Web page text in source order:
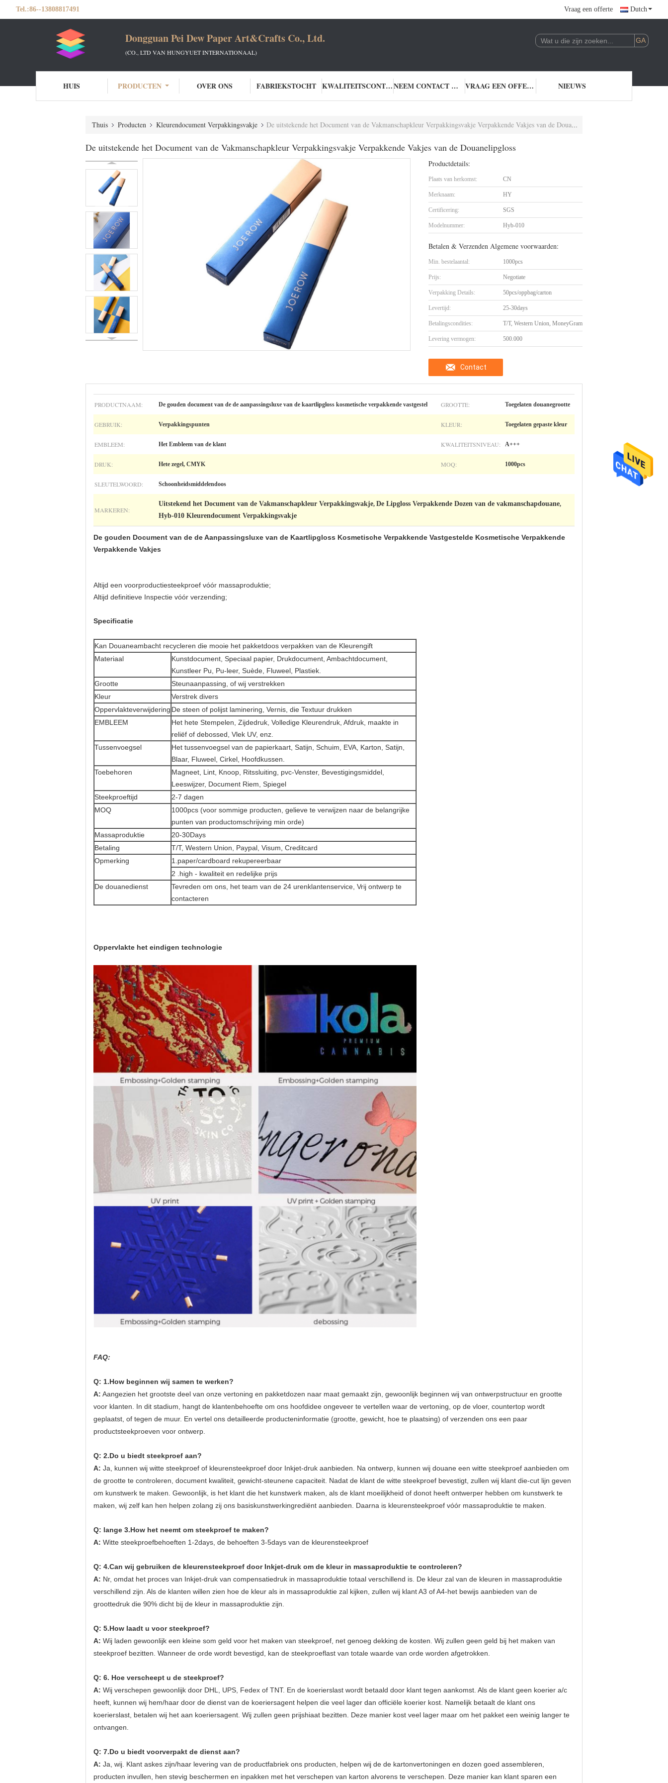
Tel.:86--13808817491 Vraag een offerte Dutch
Dongguan Pei Dew Paper Art&Crafts Co., Ltd.
(CO., LTD VAN HUNGYUET INTERNATIONAAL)
HUIS PRODUCTEN OVER ONS FABRIEKSTOCHT KWALITEITSCONTROLE NEEM CONTACT MET ONS OP VRAAG EEN OFFERTE NIEUWS
Thuis Producten Kleurendocument Verpakkingsvakje De uitstekende het Document van de Vakmanschapkleur Verpakkingsvakje Verpakkende Vakjes van de Douanelipgloss
De uitstekende het Document van de Vakmanschapkleur Verpakkingsvakje Verpakkende Vakjes van de Douanelipgloss
Productdetails:
Plaats van herkomst: CN
Merknaam: HY
Certificering: SGS
Modelnummer: Hyb-010
Betalen & Verzenden Algemene voorwaarden:
Min. bestelaantal: 1000pcs
Prijs: Negotiate
Verpakking Details: 50pcs/oppbag/carton
Levertijd: 25-30days
Betalingscondities: T/T, Western Union, MoneyGram
Levering vermogen: 500.000
Contact
PRODUCTNAAM: De gouden document van de de aanpassingsluxe van de kaartlipgloss kosmetische verpakkende vastgestel GROOTTE: Toegelaten douanegrootte
GEBRUIK: Verpakkingspunten KLEUR: Toegelaten gepaste kleur
EMBLEEM: Het Embleem van de klant KWALITEITSNIVEAU: A+++
DRUK: Hete zegel, CMYK MOQ: 1000pcs
SLEUTELWOORD: Schoonheidsmiddelendoos
MARKEREN:
Uitstekend het Document van de Vakmanschapkleur Verpakkingsvakje, De Lipgloss Verpakkende Dozen van de vakmanschapdouane,
Hyb-010 Kleurendocument Verpakkingsvakje
De gouden Document van de de Aanpassingsluxe van de Kaartlipgloss Kosmetische Verpakkende Vastgestelde Kosmetische Verpakkende
Verpakkende Vakjes
Altijd een voorproductiesteekproef vóór massaproduktie;
Altijd definitieve Inspectie vóór verzending;
Specificatie
Kan Douaneambacht recycleren die mooie het pakketdoos verpakken van de Kleurengift
Materiaal
Kunstdocument, Speciaal papier, Drukdocument, Ambachtdocument,
Kunstleer Pu, Pu-leer, Suède, Fluweel, Plastiek.
Grootte
Steunaanpassing, of wij verstrekken
Kleur
Verstrek divers
Oppervlakteverwijdering De steen of polijst laminering, Vernis, die Textuur drukken
EMBLEEM
Het hete Stempelen, Zijdedruk, Volledige Kleurendruk, Afdruk, maakte in
reliëf of debossed, Vlek UV, enz.
Tussenvoegsel
Het tussenvoegsel van de papierkaart, Satijn, Schuim, EVA, Karton, Satijn,
Blaar, Fluweel, Cirkel, Hoofdkussen.
Toebehoren
Magneet, Lint, Knoop, Ritssluiting, pvc-Venster, Bevestigingsmiddel,
Leeswijzer, Document Riem, Spiegel
Steekproeftijd
2-7 dagen
MOQ
1000pcs (voor sommige producten, gelieve te verwijzen naar de belangrijke
punten van productomschrijving min orde)
Massaproduktie
20-30Days
Betaling
T/T, Western Union, Paypal, Visum, Creditcard
Opmerking
1.paper/cardboard rekupereerbaar
2 .high - kwaliteit en redelijke prijs
De douanedienst
Tevreden om ons, het team van de 24 urenklantenservice, Vrij ontwerp te
contacteren
Oppervlakte het eindigen technologie
FAQ:
Q: 1.How beginnen wij samen te werken?
A: Aangezien het grootste deel van onze vertoning en pakketdozen naar maat gemaakt zijn, gewoonlijk beginnen wij van ontwerpstructuur en grootte
voor klanten. In dit stadium, hangt de klantenbehoefte om ons hoofdidee ongeveer te vertellen waar de vertoning, op de vloer, countertop wordt
geplaatst, of tegen de muur. En vertel ons detailleerde producteninformatie (grootte, gewicht, hoe te plaatsing) of verzenden ons een paar
productsteekproeven voor ontwerp.
Q: 2.Do u biedt steekproef aan?
A: Ja, kunnen wij witte steekproef of kleurensteekproef door Inkjet-druk aanbieden. Na ontwerp, kunnen wij douane een witte steekproef aanbieden om
de grootte te controleren, document kwaliteit, gewicht-steunene capaciteit. Nadat de klant de witte steekproef bevestigt, zullen wij klant die-cut lijn geven
om kunstwerk te maken. Gewoonlijk, is het klant die het kunstwerk maken, als de klant moeilijkheid of donot heeft ontwerper hebben om kunstwerk te
maken, wij zelf kan hen helpen zolang zij ons basiskunstwerkingrediënt aanbieden. Daarna is kleurensteekproef vóór massaproduktie te maken.
Q: lange 3.How het neemt om steekproef te maken?
A: Witte steekproefbehoeften 1-2days, de behoeften 3-5days van de kleurensteekproef
Q: 4.Can wij gebruiken de kleurensteekproef door Inkjet-druk om de kleur in massaproduktie te controleren?
A: Nr, omdat het proces van Inkjet-druk van compensatiedruk in massaproduktie totaal verschillend is. De kleur zal van de kleuren in massaproduktie
verschillend zijn. Als de klanten willen zien hoe de kleur als in massaproduktie zal kijken, zullen wij klant A3 of A4-het bewijs aanbieden van de
groottedruk die 90% dicht bij de kleur in massaproduktie zijn.
Q: 5.How laadt u voor steekproef?
A: Wij laden gewoonlijk een kleine som geld voor het maken van steekproef, net genoeg dekking de kosten. Wij zullen geen geld bij het maken van
steekproef bezitten. Wanneer de orde wordt bevestigd, kan de steekproeflast van totale waarde van orde worden afgetrokken.
Q: 6. Hoe verscheept u de steekproef?
A: Wij verschepen gewoonlijk door DHL, UPS, Fedex of TNT. En de koerierslast wordt betaald door klant tegen aankomst. Als de klant geen koerier a/c
heeft, kunnen wij hem/haar door de dienst van de koeriersagent helpen die veel lager dan officiële koerier kost. Namelijk betaalt de klant ons
koerierslast, betalen wij het aan koeriersagent. Wij zullen geen prijshiaat bezitten. Deze manier kost veel lager maar om het pakket een weinig langer te
ontvangen.
Q: 7.Do u biedt voorverpakt de dienst aan?
A: Ja, wij. Klant askes zijn/haar levering van de productfabriek ons producten, helpen wij de de kartonvertoningen en dozen goed assembleren,
producten invullen, hen stevig beschermen en inpakken met het verschepen van karton alvorens te verschepen. Deze manier kan klant sparen een